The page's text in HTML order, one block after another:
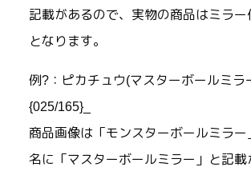
記載があるので、実物の商品はミラー
となります。
例?：ピカチュウ(マスターボールミラ
{025/165}_
商品画像は「モンスターボールミラー
名に「マスターボールミラー」と記載